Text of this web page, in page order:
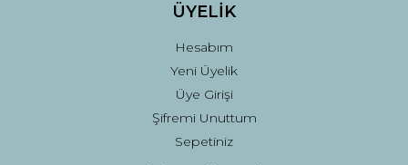
ÜYELİK
Hesabım
Yeni Üyelik
Üye Girişi
Şifremi Unuttum
Sepetiniz